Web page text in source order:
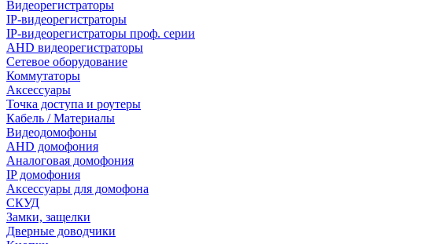
Видеорегистраторы
IP-видеорегистраторы
IP-видеорегистраторы проф. серии
AHD видеорегистраторы
Сетевое оборудование
Коммутаторы
Аксессуары
Точка доступа и роутеры
Кабель / Материалы
Видеодомофоны
AHD домофония
Аналоговая домофония
IP домофония
Аксессуары для домофона
СКУД
Замки, защелки
Дверные доводчики